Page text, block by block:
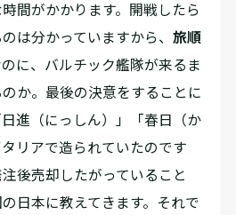
間がかかります。開戦したら
は分かっていますから、旅順
に、バルチック艦隊が来るま
か。最後の決意をすることに
進（にっしん）」「春日（か
リアで造られていたのです
後売却したがっていること
日本に教えてきます。それで